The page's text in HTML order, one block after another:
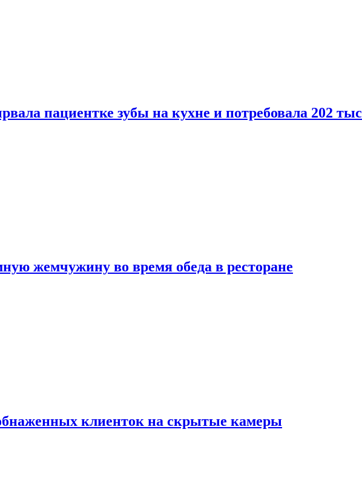
пациентке зубы на кухне и потребовала 202
жемчужину во время обеда в ресторане
клиенток на скрытые камеры